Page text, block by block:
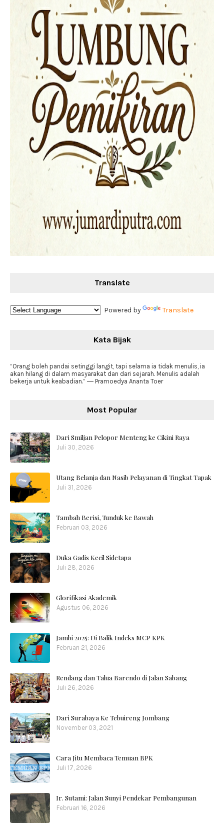
Translate
Powered by Translate
Kata Bijak
“Orang boleh pandai setinggi langit, tapi selama ia tidak menulis, ia
akan hilang di dalam masyarakat dan dari sejarah. Menulis adalah
bekerja untuk keabadian.” ― Pramoedya Ananta Toer
Most Popular
Dari Smiljan Pelopor Menteng ke Cikini Raya
Juli 30, 2026
Utang Belanja dan Nasib Pelayanan di Tingkat Tapak
Juli 31, 2026
Tambah Berisi, Tunduk ke Bawah
Februari 03, 2026
Duka Gadis Kecil Sidetapa
Juli 28, 2026
Glorifikasi Akademik
Agustus 06, 2026
Jambi 2025: Di Balik Indeks MCP KPK
Februari 21, 2026
Rendang dan Talua Barendo di Jalan Sabang
Juli 26, 2026
Dari Surabaya Ke Tebuireng Jombang
November 03, 2021
Cara Jitu Membaca Temuan BPK
Juli 17, 2026
Ir. Sutami: Jalan Sunyi Pendekar Pembangunan
Februari 16, 2026